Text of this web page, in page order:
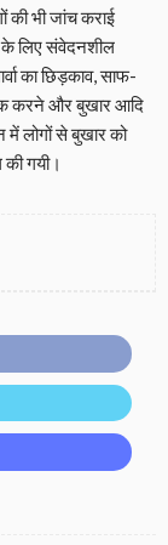
भी जांच कराई
के लिए संवेदनशील
का छिड़काव, साफ-
करने और बुखार आदि
लोगों से बुखार को
गयी।